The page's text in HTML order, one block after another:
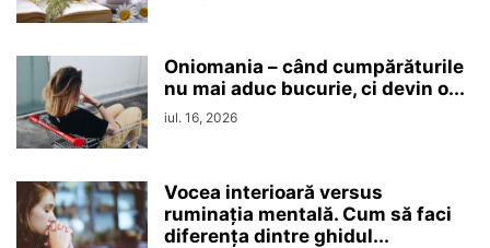
Oniomania – când cumpărăturile
nu mai aduc bucurie, ci devin o...
iul. 16, 2026
Vocea interioară versus
ruminaţia mentală. Cum să faci
diferența dintre ghidul...